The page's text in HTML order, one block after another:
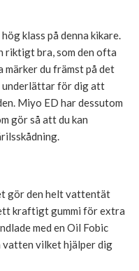
klass på denna kikare.
riktigt bra, som den ofta
märker du främst på det
underlättar för dig att
Miyo ED har dessutom
gör så att du kan
gör den helt vattentät
kraftigt gummi för extra
med en Oil Fobic
vatten vilket hjälper dig